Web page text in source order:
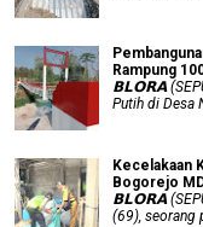
Rampung
𝗕𝗟𝗢𝗥𝗔
Putih di Desa
Kecelakaan
Bogorejo
𝗕𝗟𝗢𝗥𝗔
(69), seorang